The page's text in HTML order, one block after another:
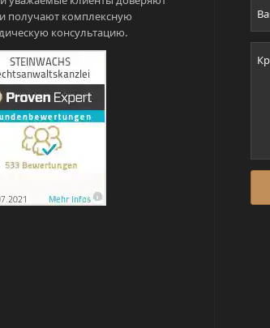
получают комплексную
консультацию.